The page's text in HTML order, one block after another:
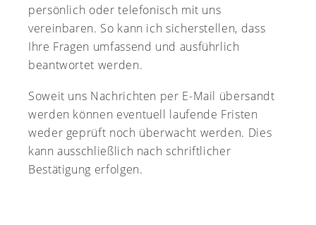
persönlich oder telefonisch mit uns
vereinbaren. So kann ich sicherstellen, dass
Ihre Fragen umfassend und ausführlich
beantwortet werden.
Soweit uns Nachrichten per E-Mail übersandt
werden können eventuell laufende Fristen
weder geprüft noch überwacht werden. Dies
kann ausschließlich nach schriftlicher
Bestätigung erfolgen.